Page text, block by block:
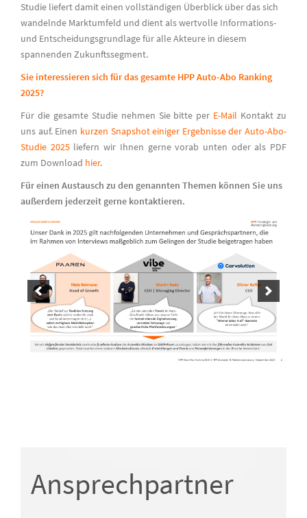
Studie liefert damit einen vollständigen Überblick über das sich
wandelnde Marktumfeld und dient als wertvolle Informations-
und Entscheidungsgrundlage für alle Akteure in diesem
spannenden Zukunftssegment.
Sie interessieren sich für das gesamte HPP Auto-Abo Ranking
2025?
Für die gesamte Studie nehmen Sie bitte per E-Mail Kontakt zu
uns auf. Einen kurzen Snapshot einiger Ergebnisse der Auto-Abo-
Studie 2025liefern wir Ihnen gerne vorab unten oder als PDF
zum Download hier.
Für einen Austausch zu den genannten Themen können Sie uns
außerdem jederzeit gerne kontaktieren.
Ansprechpartner